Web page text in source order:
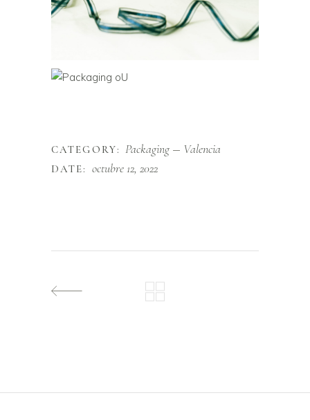
CATEGORY: Packaging Valencia
DATE: octubre 12, 2022